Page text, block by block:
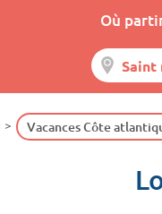
Où
Vacances Côte